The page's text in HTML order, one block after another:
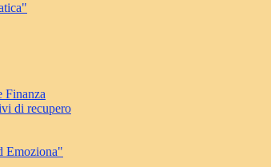
Finanza
di recupero
Emoziona"